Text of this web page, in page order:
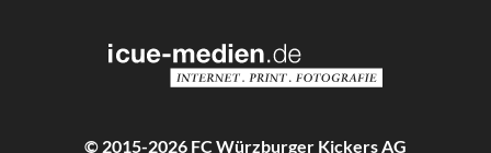
© 2015-2026 FC Würzburger Kickers AG